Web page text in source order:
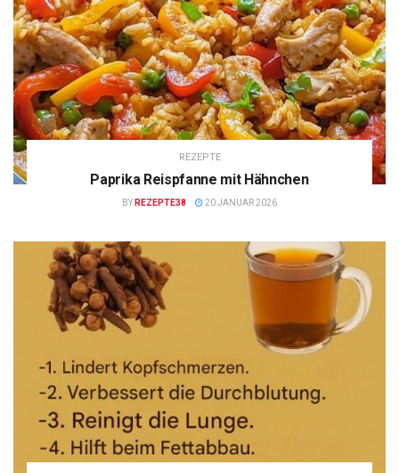
REZEPTE
Paprika Reispfanne mit Hähnchen
BY REZEPTE38 20 JANUAR 2026